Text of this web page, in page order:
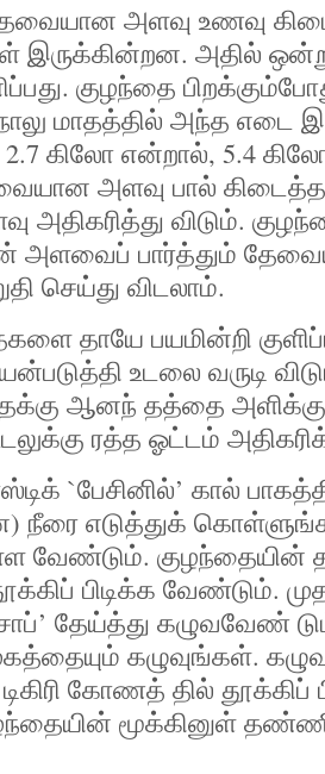
அளவு உணவு
இருக்கின்றன. அதில்
குழந்தை
மாதத்தில் அந்த எடை
2.7 கிலோ என்றால், 5.4
அளவு பால்
விடும்.
அளவைப் பார்த்தும்
செய்து விடலாம்.
தாயே பயமின்றி
உடலை வருடி
ஆனந் தத்தை
ரத்த ஓட்டம்
`பேசினில்’ கால்
நீரை எடுத்துக்
வேண்டும். குழந்தையின்
பிடிக்க வேண்டும்.
தேய்த்து கழுவவேண்
கழுவுங்கள்.
கோணத் தில்
மூக்கினுள்